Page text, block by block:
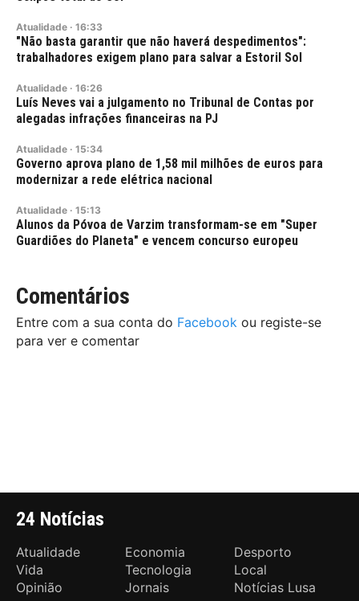
Atualidade · 16:33
"Não basta garantir que não haverá despedimentos":
trabalhadores exigem plano para salvar a Estoril Sol
Atualidade · 16:26
Luís Neves vai a julgamento no Tribunal de Contas por
alegadas infrações financeiras na PJ
Atualidade · 15:34
Governo aprova plano de 1,58 mil milhões de euros para
modernizar a rede elétrica nacional
Atualidade · 15:13
Alunos da Póvoa de Varzim transformam-se em "Super
Guardiões do Planeta" e vencem concurso europeu
Comentários
Entre com a sua conta do Facebook ou registe-se
para ver e comentar
24 Notícias
Atualidade Economia
Desporto
Vida
Tecnologia
Local
Opinião
Jornais Notícias Lusa